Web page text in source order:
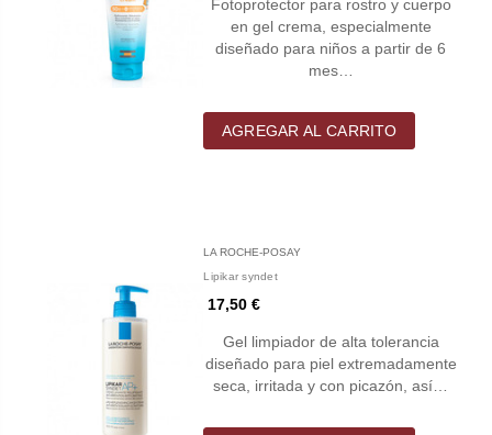
Fotoprotector para rostro y cuerpo
en gel crema, especialmente
diseñado para niños a partir de 6
mes…
AGREGAR AL CARRITO
LA ROCHE-POSAY
Lipikar syndet
17,50 €
Gel limpiador de alta tolerancia
diseñado para piel extremadamente
seca, irritada y con picazón, así…